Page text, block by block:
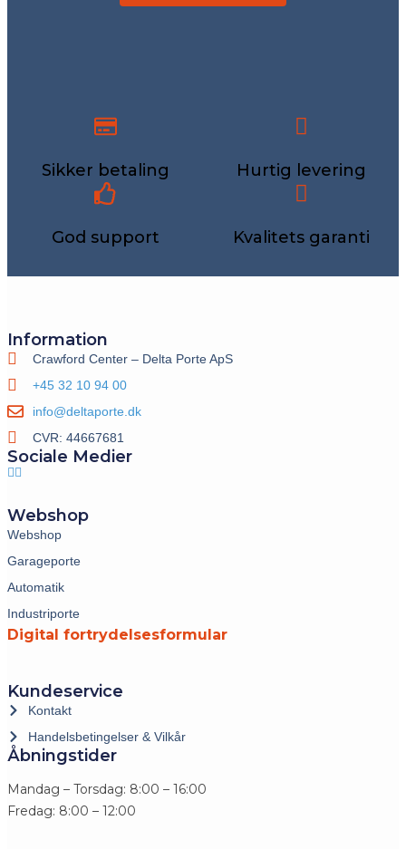
Sikker betaling Hurtig levering
God support Kvalitets garanti
Information
Crawford Center – Delta Porte ApS
+45 32 10 94 00
info@deltaporte.dk
CVR: 44667681
Sociale Medier
Webshop
Webshop
Garageporte
Automatik
Industriporte
Digital fortrydelsesformular
Kundeservice
Kontakt
Handelsbetingelser & Vilkår
Åbningstider
Mandag – Torsdag: 8:00 – 16:00
Fredag: 8:00 – 12:00